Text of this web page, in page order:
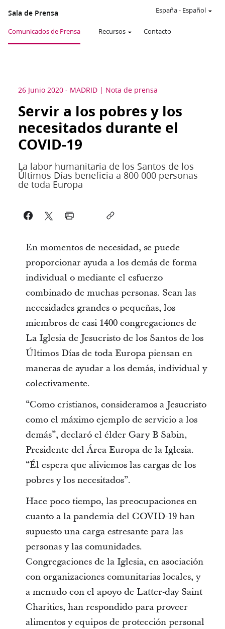
Sala de Prensa
Comunicados de Prensa Recursos Contacto
España- Español
26 Junio 2020 - MADRID Nota de prensa
Servir a los pobres y los
necesitados durante el
COVID-19
La labor humanitaria de los Santos de los
Últimos Días beneficia a 800 000 personas
de toda Europa
En momentos de necesidad, se puede
proporcionar ayuda a los demás de forma
individual o mediante el esfuerzo
combinado de muchas personas. Sean las
necesidades grandes o pequeñas, los
miembros de casi 1400 congregaciones de
La Iglesia de Jesucristo de los Santos de los
Últimos Días de toda Europa piensan en
maneras de ayudar a los demás, individual y
colectivamente.
“Como cristianos, consideramos a Jesucristo
como el máximo ejemplo de servicio a los
demás”, declaró el élder Gary B Sabin,
Presidente del Área Europa de la Iglesia.
“Él espera que aliviemos las cargas de los
pobres y los necesitados”.
Hace poco tiempo, las preocupaciones en
cuanto a la pandemia del COVID-19 han
supuesto una carga estresante para las
personas y las comunidades.
Congregaciones de la Iglesia, en asociación
con organizaciones comunitarias locales, y
a menudo con el apoyo de Latter-day Saint
Charities, han respondido para proveer
alimentos y equipos de protección personal